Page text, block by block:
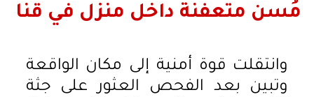
مُسن متعفنة داخل منزل في قنا
وانتقلت قوة أمنية إلى مكان الواقعة
وتبين بعد الفحص العثور على جثة